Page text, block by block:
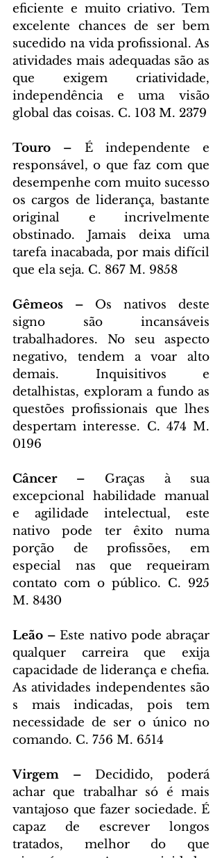
eficiente e muito criativo. Tem
excelente chances de ser bem
sucedido na vida profissional. As
atividades mais adequadas são as
que exigem criatividade,
independência e uma visão
global das coisas. C. 103 M. 2379
Touro – É independente e
responsável, o que faz com que
desempenhe com muito sucesso
os cargos de liderança, bastante
original e incrivelmente
obstinado. Jamais deixa uma
tarefa inacabada, por mais difícil
que ela seja. C. 867 M. 9858
Gêmeos – Os nativos deste
signo são incansáveis
trabalhadores. No seu aspecto
negativo, tendem a voar alto
demais. Inquisitivos e
detalhistas, exploram a fundo as
questões profissionais que lhes
despertam interesse. C. 474 M.
0196
Câncer – Graças à sua
excepcional habilidade manual
e agilidade intelectual, este
nativo pode ter êxito numa
porção de profissões, em
especial nas que requeiram
contato com o público. C. 925
M. 8430
Leão – Este nativo pode abraçar
qualquer carreira que exija
capacidade de liderança e chefia.
As atividades independentes são
s mais indicadas, pois tem
necessidade de ser o único no
comando. C. 756 M. 6514
Virgem – Decidido, poderá
achar que trabalhar só é mais
vantajoso que fazer sociedade. É
capaz de escrever longos
tratados, melhor do que